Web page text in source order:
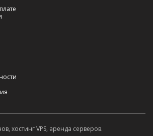
хостинг VPS, аренда серверов.